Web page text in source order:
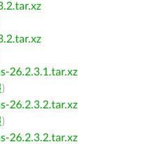
26.2.3.1.tar.xz
)
26.2.3.2.tar.xz
)
26.2.3.2.tar.xz